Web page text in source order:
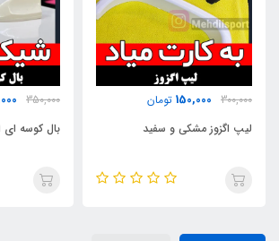
350,000
180,000
بال کوسه ای اسپرت TYPER
850,000
باکس